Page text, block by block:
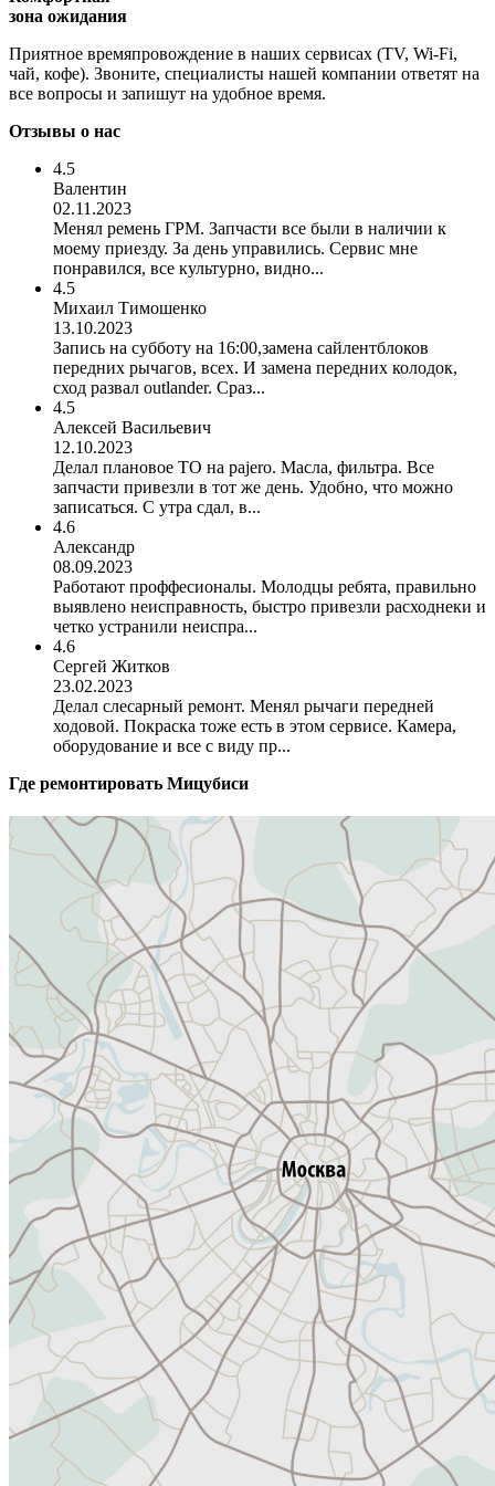
зона ожидания
Приятное времяпровождение в наших сервисах (TV, Wi-Fi,
чай, кофе). Звоните, специалисты нашей компании ответят на
все вопросы и запишут на удобное время.
Отзывы о нас
4.5
Валентин
02.11.2023
Менял ремень ГРМ. Запчасти все были в наличии к
моему приезду. За день управились. Сервис мне
понравился, все культурно, видно...
4.5
Михаил Тимошенко
13.10.2023
Запись на субботу на 16:00,замена сайлентблоков
передних рычагов, всех. И замена передних колодок,
сход развал outlander. Сраз...
4.5
Алексей Васильевич
12.10.2023
Делал плановое ТО на pajero. Масла, фильтра. Все
запчасти привезли в тот же день. Удобно, что можно
записаться. С утра сдал, в...
4.6
Александр
08.09.2023
Работают проффесионалы. Молодцы ребята, правильно
выявлено неисправность, быстро привезли расходнеки и
четко устранили неиспра...
4.6
Сергей Житков
23.02.2023
Делал слесарный ремонт. Менял рычаги передней
ходовой. Покраска тоже есть в этом сервисе. Камера,
оборудование и все с виду пр...
Где ремонтировать Мицубиси